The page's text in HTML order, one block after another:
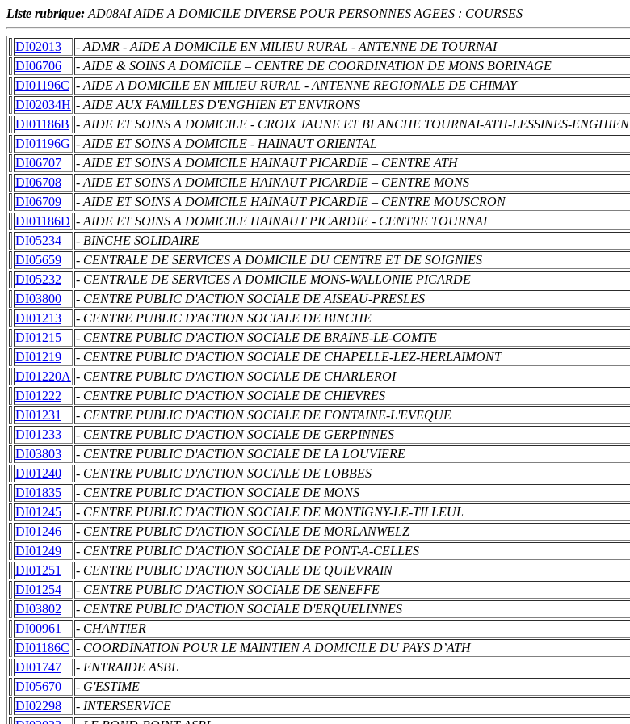
Liste rubrique: AD08AI AIDE A DOMICILE DIVERSE POUR PERSONNES AGEES : COURSES
DI02013
- ADMR - AIDE A DOMICILE EN MILIEU RURAL - ANTENNE DE TOURNAI
DI06706
- AIDE & SOINS A DOMICILE – CENTRE DE COORDINATION DE MONS BORINAGE
DI01196C - AIDE A DOMICILE EN MILIEU RURAL - ANTENNE REGIONALE DE CHIMAY
DI02034H - AIDE AUX FAMILLES D'ENGHIEN ET ENVIRONS
DI01186B - AIDE ET SOINS A DOMICILE - CROIX JAUNE ET BLANCHE TOURNAI-ATH-LESSINES-ENGHIEN
DI01196G - AIDE ET SOINS A DOMICILE - HAINAUT ORIENTAL
DI06707
- AIDE ET SOINS A DOMICILE HAINAUT PICARDIE – CENTRE ATH
DI06708
- AIDE ET SOINS A DOMICILE HAINAUT PICARDIE – CENTRE MONS
DI06709
- AIDE ET SOINS A DOMICILE HAINAUT PICARDIE – CENTRE MOUSCRON
DI01186D - AIDE ET SOINS A DOMICILE HAINAUT PICARDIE - CENTRE TOURNAI
DI05234
- BINCHE SOLIDAIRE
DI05659
- CENTRALE DE SERVICES A DOMICILE DU CENTRE ET DE SOIGNIES
DI05232
- CENTRALE DE SERVICES A DOMICILE MONS-WALLONIE PICARDE
DI03800
- CENTRE PUBLIC D'ACTION SOCIALE DE AISEAU-PRESLES
DI01213
- CENTRE PUBLIC D'ACTION SOCIALE DE BINCHE
DI01215
- CENTRE PUBLIC D'ACTION SOCIALE DE BRAINE-LE-COMTE
DI01219
- CENTRE PUBLIC D'ACTION SOCIALE DE CHAPELLE-LEZ-HERLAIMONT
DI01220A - CENTRE PUBLIC D'ACTION SOCIALE DE CHARLEROI
DI01222
- CENTRE PUBLIC D'ACTION SOCIALE DE CHIEVRES
DI01231
- CENTRE PUBLIC D'ACTION SOCIALE DE FONTAINE-L'EVEQUE
DI01233
- CENTRE PUBLIC D'ACTION SOCIALE DE GERPINNES
DI03803
- CENTRE PUBLIC D'ACTION SOCIALE DE LA LOUVIERE
DI01240
- CENTRE PUBLIC D'ACTION SOCIALE DE LOBBES
DI01835
- CENTRE PUBLIC D'ACTION SOCIALE DE MONS
DI01245
- CENTRE PUBLIC D'ACTION SOCIALE DE MONTIGNY-LE-TILLEUL
DI01246
- CENTRE PUBLIC D'ACTION SOCIALE DE MORLANWELZ
DI01249
- CENTRE PUBLIC D'ACTION SOCIALE DE PONT-A-CELLES
DI01251
- CENTRE PUBLIC D'ACTION SOCIALE DE QUIEVRAIN
DI01254
- CENTRE PUBLIC D'ACTION SOCIALE DE SENEFFE
DI03802
- CENTRE PUBLIC D'ACTION SOCIALE D'ERQUELINNES
DI00961
- CHANTIER
DI01186C - COORDINATION POUR LE MAINTIEN A DOMICILE DU PAYS D’ATH
DI01747
- ENTRAIDE ASBL
DI05670
- G'ESTIME
DI02298
- INTERSERVICE